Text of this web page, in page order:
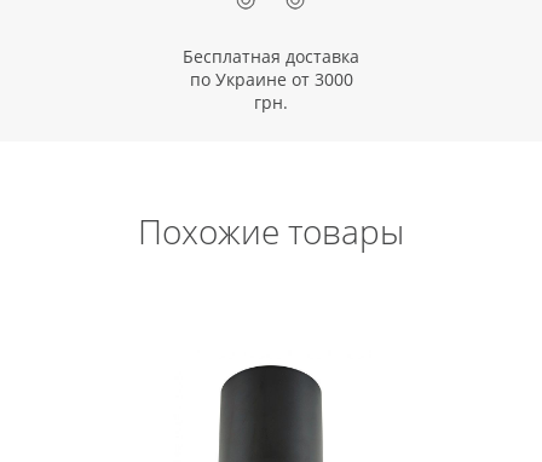
Бесплатная доставка
по Украине от 3000
грн.
Похожие товары